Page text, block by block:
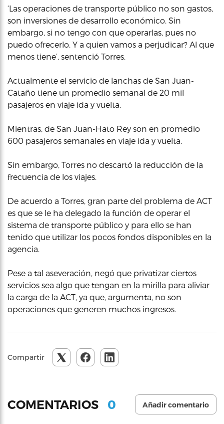
‘Las operaciones de transporte público no son gastos,
son inversiones de desarrollo económico. Sin
embargo, si no tengo con que operarlas, pues no
puedo ofrecerlo. Y a quien vamos a perjudicar? Al que
menos tiene’, sentenció Torres.
Actualmente el servicio de lanchas de San Juan-
Cataño tiene un promedio semanal de 20 mil
pasajeros en viaje ida y vuelta.
Mientras, de San Juan-Hato Rey son en promedio
600 pasajeros semanales en viaje ida y vuelta.
Sin embargo, Torres no descartó la reducción de la
frecuencia de los viajes.
De acuerdo a Torres, gran parte del problema de ACT
es que se le ha delegado la función de operar el
sistema de transporte público y para ello se han
tenido que utilizar los pocos fondos disponibles en la
agencia.
Pese a tal aseveración, negó que privatizar ciertos
servicios sea algo que tengan en la mirilla para aliviar
la carga de la ACT, ya que, argumenta, no son
operaciones que generen muchos ingresos.
Compartir
COMENTARIOS 0 Añadir comentario